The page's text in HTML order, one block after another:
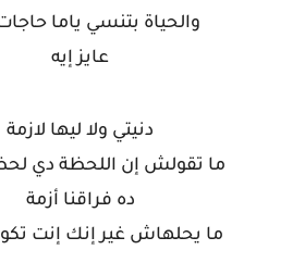
والحياة بتنسي ياما
عايز إيه
دنيتي ولا ليها لازمة
ما تقولش إن اللحظة دي
ده فراقنا أزمة
ما يحلهاش غير إنك إنت